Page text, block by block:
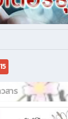
สาร